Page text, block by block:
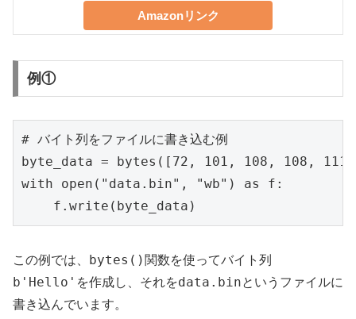
Amazonリンク
例①
# バイト列をファイルに書き込む例
byte_data = bytes([72, 101, 108, 108,
with open("data.bin", "wb") as f:
この例では、 bytes() 関数を使ってバイト列
b'Hello' を作成し、それをdata.binというファイルに
書き込んでいます。